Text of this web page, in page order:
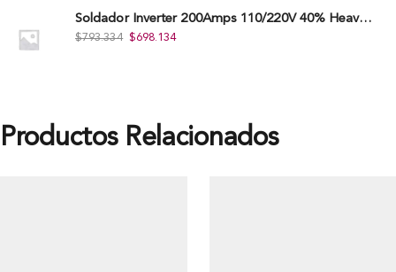
Soldador Inverter 200Amps 110/220V 40% Heavy Duty (Hd) Tkwi-200-C
$793.334 $698.134
Productos Relacionados